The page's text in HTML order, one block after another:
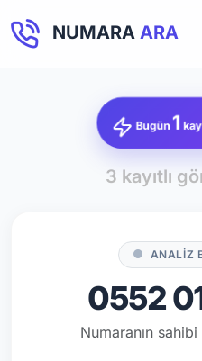
NUMARA ARA
Bugün1
3 kayıtlı
ANALİZ
0552
Numaranın